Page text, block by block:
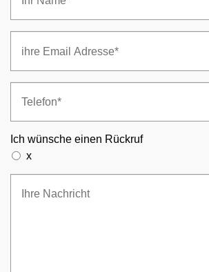
Ich wünsche einen Rückruf
x